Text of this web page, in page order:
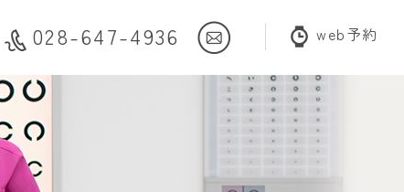
028-647-4936 web予約